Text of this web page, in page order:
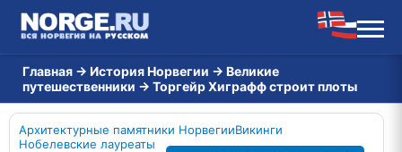
Главная → История Норвегии → Великие
путешественники → Торгейр Хиграфф строит плоты
Архитектурные памятники НорвегииВикинги
Нобелевские лауреаты